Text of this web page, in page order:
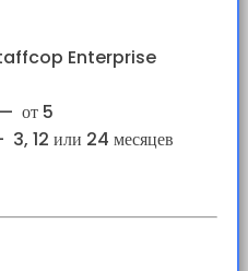
Staffcop Enterprise
— от 5
3, 12 или 24 месяцев